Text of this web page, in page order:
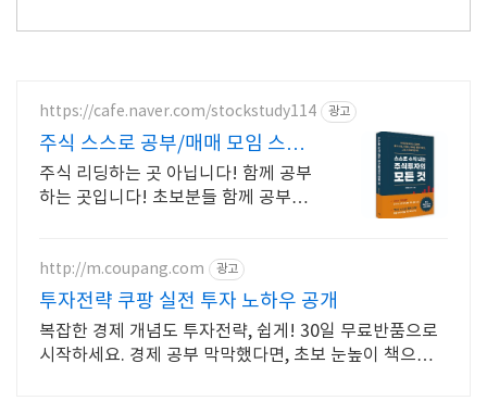
https://cafe.naver.com/stockstudy114 광고
주식 스스로 공부/매매 모임 스스
로 공부법을 배웁니다 !
주식 리딩하는 곳 아닙니다! 함께 공부
하는 곳입니다! 초보분들 함께 공부하
http://m.coupang.com 광고
투자전략 쿠팡 실전 투자 노하우 공개
복잡한 경제 개념도 투자전략, 쉽게! 30일 무료반품으로
시작하세요. 경제 공부 막막했다면, 초보 눈높이 책으로